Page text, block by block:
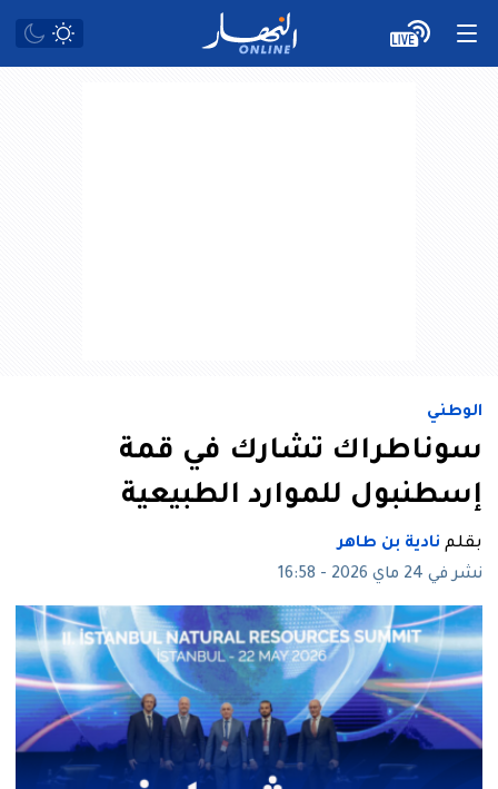
الوطني
سوناطراك تشارك في قمة
إسطنبول للموارد الطبيعية
بقلم نادية بن طاهر
نشر في 24 ماي 2026 - 16:58